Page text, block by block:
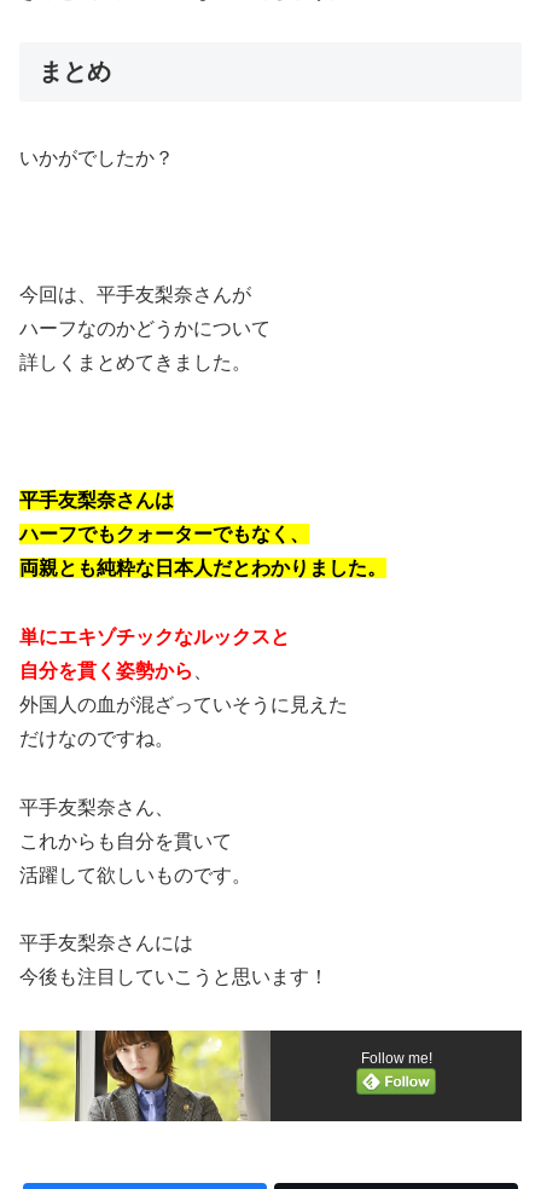
まとめ
いかがでしたか？
今回は、平手友梨奈さんが
ハーフなのかどうかについて
詳しくまとめてきました。
平手友梨奈さんは
ハーフでもクォーターでもなく、
両親とも純粋な日本人だとわかりました。
単にエキゾチックなルックスと
自分を貫く姿勢から
外国人の血が混ざっていそうに見えた
だけなのですね。
平手友梨奈さん、
これからも自分を貫いて
活躍して欲しいものです。
平手友梨奈さんには
今後も注目していこうと思います！
Follow me!